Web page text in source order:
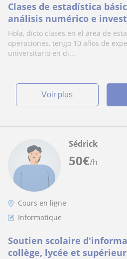
Clases de estadística
análisis numérico e
operaciones
Hola, dicto clases en el área de
operaciones, tengo 10 años de
universitario en di...
voir plus
50€/h
Sédrick
Cours en ligne
Informatique
Soutien scolaire
collège, lycée et supérieur